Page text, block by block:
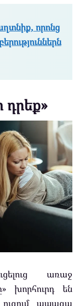
որոնց
դրեք»
առաջ
խորհուրդ են
ապագա